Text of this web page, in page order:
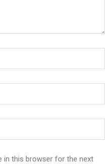
in this browser for the next